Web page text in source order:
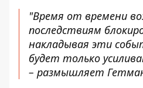
"Время от времени
последствиям
накладывая эти
будет только
– размышляет